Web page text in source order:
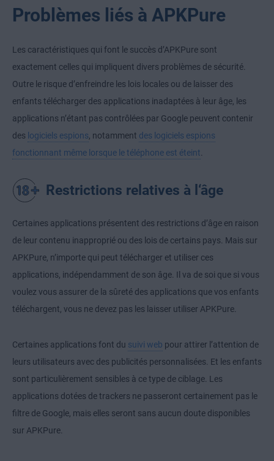
Problèmes liés à APKPure
Les caractéristiques qui font le succès d’APKPure sont
exactement celles qui impliquent divers problèmes de sécurité.
Outre le risque d’enfreindre les lois locales ou de laisser des
enfants télécharger des applications inadaptées à leur âge, les
applications n’étant pas contrôlées par Google peuvent contenir
des logiciels espions, notamment des logiciels espions
fonctionnant même lorsque le téléphone est éteint.
Restrictions relatives à l‘âge
Certaines applications présentent des restrictions d’âge en raison
de leur contenu inapproprié ou des lois de certains pays. Mais sur
APKPure, n’importe qui peut télécharger et utiliser ces
applications, indépendamment de son âge. Il va de soi que si vous
voulez vous assurer de la sûreté des applications que vos enfants
téléchargent, vous ne devez pas les laisser utiliser APKPure.
Certaines applications font du suivi web pour attirer l’attention de
leurs utilisateurs avec des publicités personnalisées. Et les enfants
sont particulièrement sensibles à ce type de ciblage. Les
applications dotées de trackers ne passeront certainement pas le
filtre de Google, mais elles seront sans aucun doute disponibles
sur APKPure.